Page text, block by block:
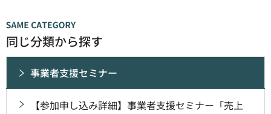
同じ分類から探す
事業者支援セミナー
【参加申し込み詳細】事業者支援セミナー「売上